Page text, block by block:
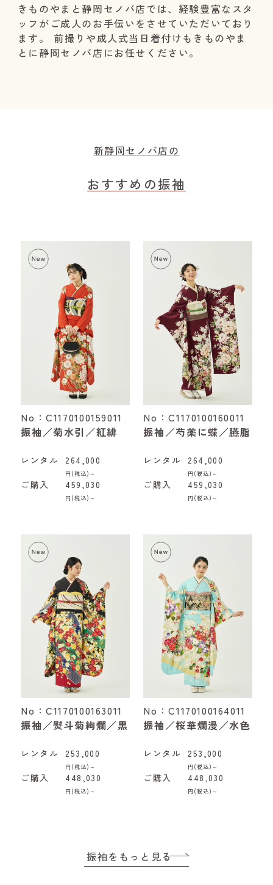
きものやまと静岡セノバ店では、経験豊富なスタ
ッフがご成人のお手伝いをさせていただいており
ます。 前撮りや成人式当日着付けもきものやま
とに静岡セノバ店にお任せください。
新静岡セノバ店の
おすすめの振袖
No：C1170100159011
振袖／菊水引／紅緋
レンタル 264,000
円(税込)～
ご購入 459,030
円(税込)～
No：C1170100160011
振袖／芍薬に蝶／臙脂
レンタル 264,000
円(税込)～
ご購入 459,030
円(税込)～
No：C1170100163011
振袖／熨斗菊絢爛／黒
レンタル 253,000
円(税込)～
ご購入 448,030
円(税込)～
No：C1170100164011
振袖／桜華爛漫／水色
レンタル 253,000
円(税込)～
ご購入 448,030
円(税込)～
振袖をもっと見る